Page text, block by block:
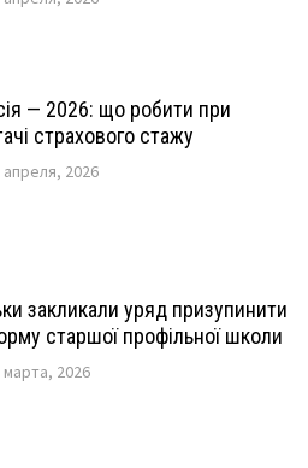
— 2026: що робити при
страхового стажу
апреля, 2026
закликали уряд призупинити
старшої профільної школи
марта, 2026